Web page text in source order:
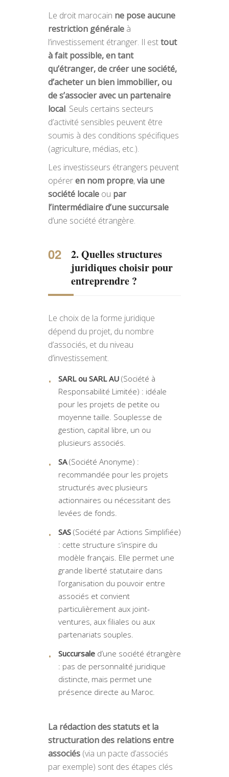
Le droit marocain ne pose aucune
restriction générale à
l’investissement étranger. Il esttout
à fait possible, en tant
qu’étranger, de créer une société,
d’acheter un bien immobilier, ou
de s’associer avec un partenaire
local. Seuls certains secteurs
d’activité sensibles peuvent être
soumis à des conditions spécifiques
(agriculture, médias, etc.).
Les investisseurs étrangers peuvent
opéreren nom propre,via une
société locale ou par
l’intermédiaire d’une succursale
d’une société étrangère.
2. Quelles structures
juridiques choisir pour
entreprendre ?
Le choix de la forme juridique
dépend du projet, du nombre
d’associés, et du niveau
d’investissement.
SARL ou SARL AU (Société à
Responsabilité Limitée) : idéale
pour les projets de petite ou
moyenne taille. Souplesse de
gestion, capital libre, un ou
plusieurs associés.
SA(Société Anonyme) :
recommandée pour les projets
structurés avec plusieurs
actionnaires ou nécessitant des
levées de fonds.
SAS (Société par Actions Simplifiée)
: cette structure s’inspire du
modèle français. Elle permet une
grande liberté statutaire dans
l’organisation du pouvoir entre
associés et convient
particulièrement aux joint-
ventures, aux filiales ou aux
partenariats souples.
Succursale d’une société étrangère
: pas de personnalité juridique
distincte, mais permet une
présence directe au Maroc.
La rédaction des statuts et la
structuration des relations entre
associés (via un pacte d’associés
par exemple) sont des étapes clés